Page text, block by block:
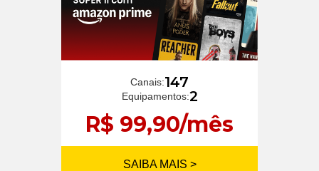
Canais:147
Equipamentos:2
R$ 99,90/mês
SAIBA MAIS >